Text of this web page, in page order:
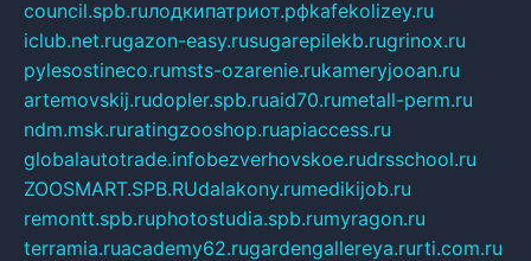
council.spb.ruлодкипатриот.рфkafekolizey.ru
iclub.net.rugazon-easy.rusugarepilekb.rugrinox.ru
pylesostineco.rumsts-ozarenie.rukameryjooan.ru
artemovskij.rudopler.spb.ruaid70.rumetall-perm.ru
ndm.msk.ruratingzooshop.ruapiaccess.ru
globalautotrade.infobezverhovskoe.rudrsschool.ru
ZOOSMART.SPB.RUdalakony.rumedikijob.ru
remontt.spb.ruphotostudia.spb.rumyragon.ru
terramia.ruacademy62.rugardengallereya.rurti.com.ru